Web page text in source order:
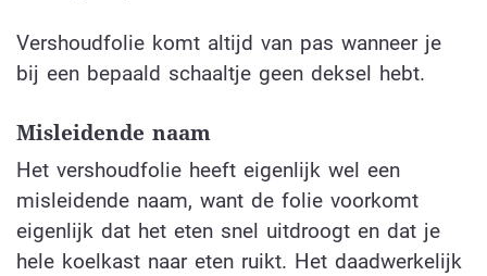
Vershoudfolie komt altijd van pas wanneer je
bij een bepaald schaaltje geen deksel hebt.
Misleidende naam
Het vershoudfolie heeft eigenlijk wel een
misleidende naam, want de folie voorkomt
eigenlijk dat het eten snel uitdroogt en dat je
hele koelkast naar eten ruikt. Het daadwerkelijk